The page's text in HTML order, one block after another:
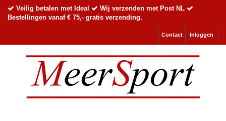
Veilig betalen met Ideal
Wij verzenden met Post NL
Bestellingen vanaf € 75,- gratis verzending.
Inloggen
Contact